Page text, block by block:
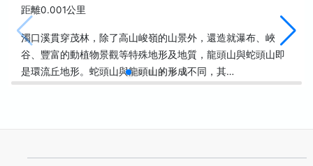
距離0.001公里
濁口溪貫穿茂林，除了高山峻嶺的山景外，還造就瀑布、峽
谷、豐富的動植物景觀等特殊地形及地質，龍頭山與蛇頭山即
是環流丘地形。蛇頭山與龍頭山的形成不同，其…